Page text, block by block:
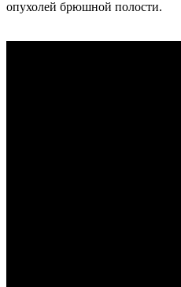
опухолей брюшной полости.